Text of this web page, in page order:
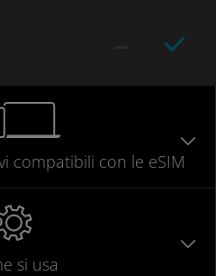
compatibili con le eSIM
si usa